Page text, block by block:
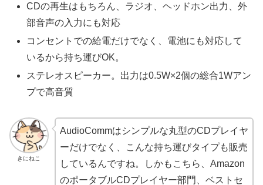
CDの再生はもちろん、ラジオ、ヘッドホン出力、外
部音声の入力にも対応
コンセントでの給電だけでなく、電池にも対応して
いるから持ち運びOK。
ステレオスピーカー。出力は0.5W×2個の総合1Wアン
プで高音質
きにねこ
AudioCommはシンプルな丸型のCDプレイヤ
ーだけでなく、こんな持ち運びタイプも販売
しているんですね。しかもこちら、Amazon
のポータブルCDプレイヤー部門、ベストセ